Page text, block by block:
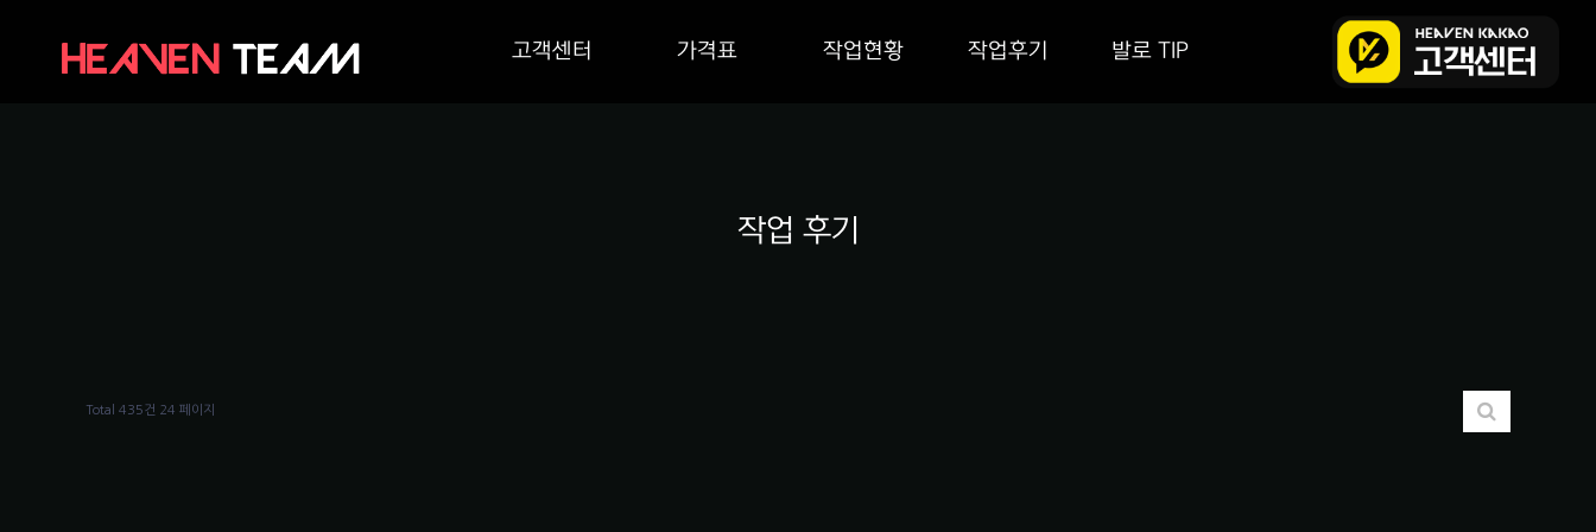
고객센터 가격표 작업현황 작업후기 발로 TIP
작업 후기
Total 435건 24 페이지